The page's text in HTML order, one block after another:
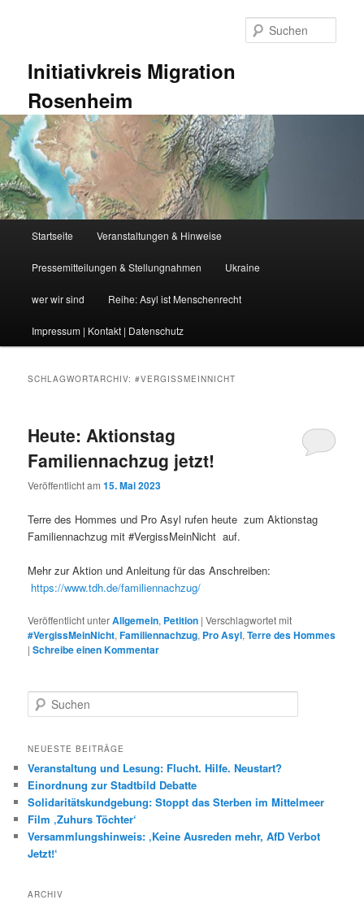
Initiativkreis Migration
Rosenheim
Startseite Veranstaltungen & Hinweise
Pressemitteilungen & Stellungnahmen Ukraine
wer wir sind Reihe: Asyl ist Menschenrecht
Impressum | Kontakt | Datenschutz
SCHLAGWORTARCHIV:#VERGISSMEINNICHT
Heute: Aktionstag
Familiennachzug jetzt!
Veröffentlicht am15. Mai 2023
Terre des Hommes und Pro Asyl rufen heute zum Aktionstag
Familiennachzug mit #VergissMeinNicht auf.
Mehr zur Aktion und Anleitung für das Anschreiben:
https://www.tdh.de/familiennachzug/
Veröffentlicht unterAllgemein, Petition |Verschlagwortet mit
#VergissMeinNicht,Familiennachzug, Pro Asyl,Terre des Hommes
|Schreibe einen Kommentar
u
h
n
NEUESTE BEITRÄGE
Veranstaltung und Lesung: Flucht. Hilfe. Neustart?
Einordnung zur Stadtbild Debatte
Solidaritätskundgebung: Stoppt das Sterben im Mittelmeer
Film ‚Zuhurs Töchter‘
Versammlungshinweis: ‚Keine Ausreden mehr, AfD Verbot
Jetzt!‘
ARCHIV